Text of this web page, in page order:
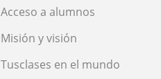
Acceso a alumnos
Misión y visión
Tusclases en el mundo